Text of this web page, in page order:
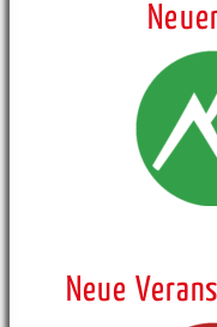
Neue